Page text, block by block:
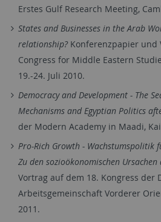
Erstes Gulf Research Meeting,
States and Businesses in the Arab
relationship?Konferenzpapier und
Congress for Middle Eastern
19.-24. Juli 2010.
Democracy and Development - The
Mechanisms and Egyptian Politics
der Modern Academy in Maadi,
Pro-Rich Growth - Wachstumspolitik
Zu den sozioökonomischen
Vortrag auf dem 18. Kongress der
Arbeitsgemeinschaft Vorderer
2011.